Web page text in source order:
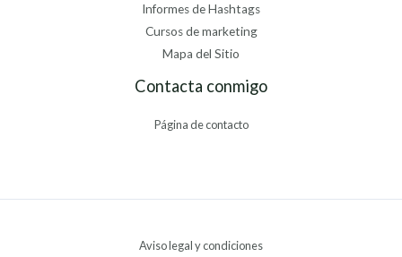
Informes de Hashtags
Cursos de marketing
Mapa del Sitio
Contacta conmigo
Página de contacto
Aviso legal y condiciones